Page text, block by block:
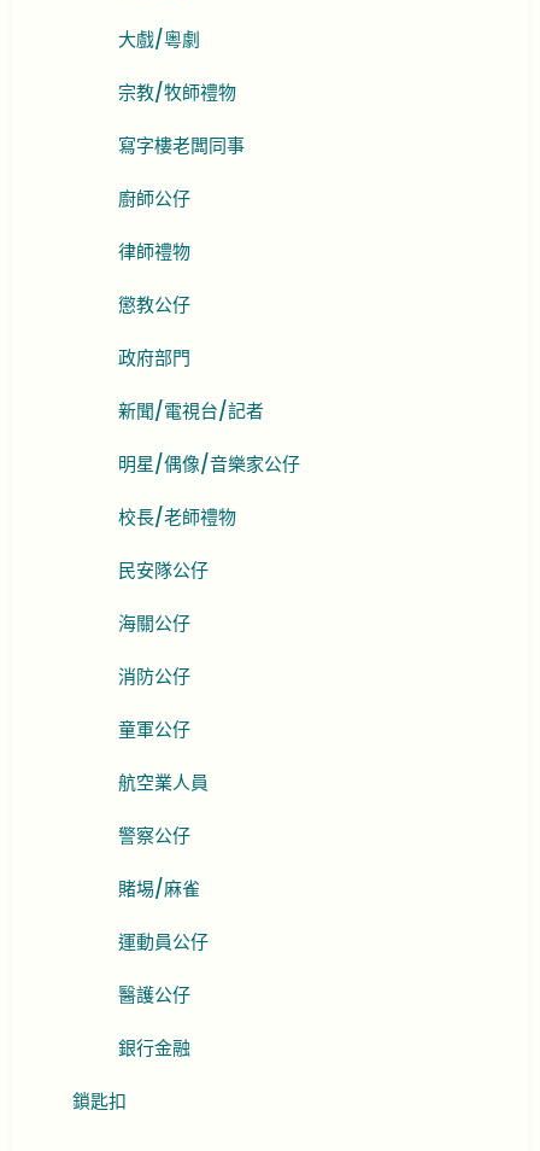
大戲/粵劇
宗教/牧師禮物
寫字樓老闆同事
廚師公仔
律師禮物
懲教公仔
政府部門
新聞/電視台/記者
明星/偶像/音樂家公仔
校長/老師禮物
民安隊公仔
海關公仔
消防公仔
童軍公仔
航空業人員
警察公仔
賭埸/麻雀
運動員公仔
醫護公仔
銀行金融
鎖匙扣